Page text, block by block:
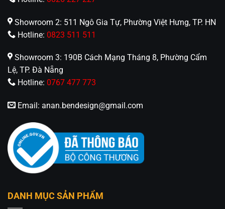
Lý Do Nên Chọn Đèn Thả Pha Lê CDB-7047T6B
✅ Thiết kế 6 vòng xếp tầng độc đáo – nổi bật
không gian trần cao
✅ Pha lê cao cấp K9 – ánh sáng lấp lánh và sang
✅ Chip LED bền, 3 chế độ màu – tiết kiệm điện
Showroom 2: 511 Ngô Gia Tự, Phường Việt Hưng, TP. HN
Hotline: 0823 511 511
Showroom 3: 190B Cách Mạng Tháng 8, Phường Cẩm
Lệ, TP. Đà Nẵng
Hotline: 0767 477 773
Email: anan.bendesign@gmail.com
DANH MỤC SẢN PHẨM